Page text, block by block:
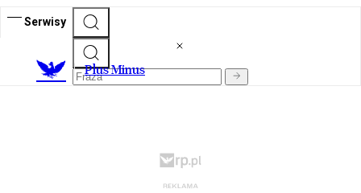
Serwisy
Plus Minus